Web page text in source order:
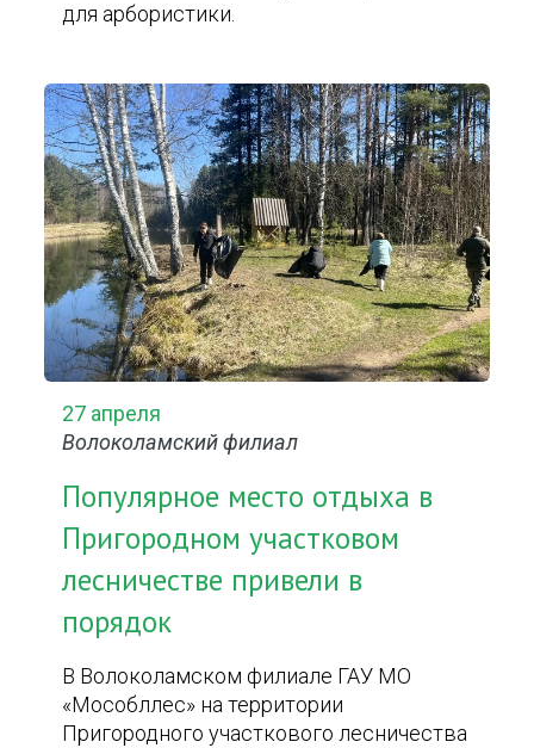
для арбористики.
27 апреля
Волоколамский филиал
Популярное место отдыха в
Пригородном участковом
лесничестве привели в
порядок
В Волоколамском филиале ГАУ МО
«Мособллес» на территории
Пригородного участкового лесничества